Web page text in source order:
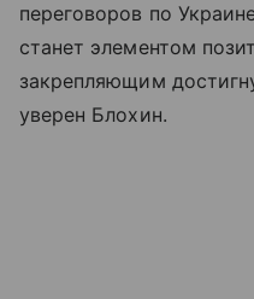
переговоров по
станет элементом
закрепляющим
уверен Блохин.